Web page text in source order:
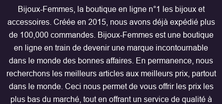
Bijoux-Femmes, la boutique en ligne n°1 les bijoux et
accessoires. Créée en 2015, nous avons déjà expédié plus
de 100,000 commandes. Bijoux-Femmes est une boutique
en ligne en train de devenir une marque incontournable
dans le monde des bonnes affaires. En permanence, nous
recherchons les meilleurs articles aux meilleurs prix, partout
dans le monde. Ceci nous permet de vous offrir les prix les
plus bas du marché, tout en offrant un service de qualité à